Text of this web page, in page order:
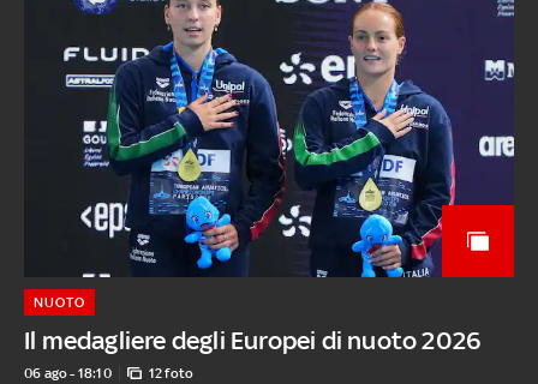
Il medagliere degli Europei di nuoto 2026
NUOTO
06 ago - 18:10 12 foto